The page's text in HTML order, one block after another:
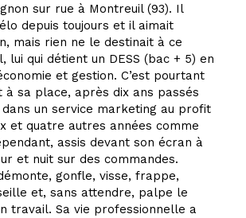
sur rue à Montreuil (93). Il
depuis toujours et il aimait
mais rien ne le destinait à ce
lui qui détient un DESS (bac + 5) en
et gestion. C’est pourtant
à sa place, après dix ans passés
un service marketing au profit
et quatre autres années comme
assis devant son écran à
et nuit sur des commandes.
gonfle, visse, frappe,
et, sans attendre, palpe le
travail. Sa vie professionnelle a